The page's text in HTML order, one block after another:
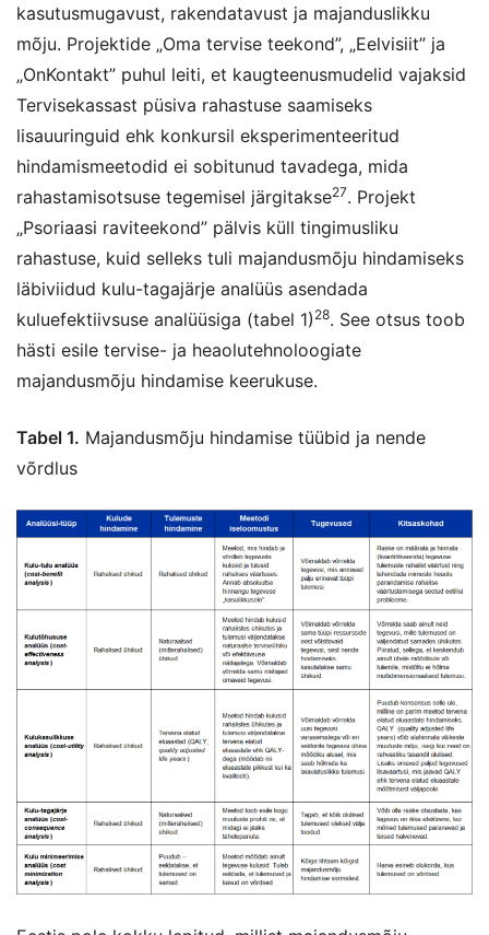
kasutusmugavust, rakendatavust ja majanduslikku
mõju. Projektide „Oma tervise teekond”, „Eelvisiit” ja
„OnKontakt” puhul leiti, et kaugteenusmudelid vajaksid
Tervisekassast püsiva rahastuse saamiseks
lisauuringuid ehk konkursil eksperimenteeritud
hindamismeetodid ei sobitunud tavadega, mida
rahastamisotsuse tegemisel järgitakse27. Projekt
„Psoriaasi raviteekond” pälvis küll tingimusliku
rahastuse, kuid selleks tuli majandusmõju hindamiseks
läbiviidud kulu-tagajärje analüüs asendada
kuluefektiivsuse analüüsiga (tabel 1) 28. See otsus toob
hästi esile tervise- ja heaolutehnoloogiate
majandusmõju hindamise keerukuse.
Tabel 1. Majandusmõju hindamise tüübid ja nende
võrdlus